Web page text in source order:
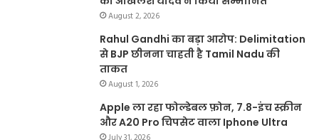
August 2, 2026
Rahul Gandhi का बड़ा आरोप: Delimitation
से BJP छीनना चाहती है Tamil Nadu की
ताकत
August 1, 2026
Apple ला रहा फोल्डेबल फ़ोन, 7.8-इंच स्क्रीन
और A20 Pro चिपसेट वाला Iphone Ultra